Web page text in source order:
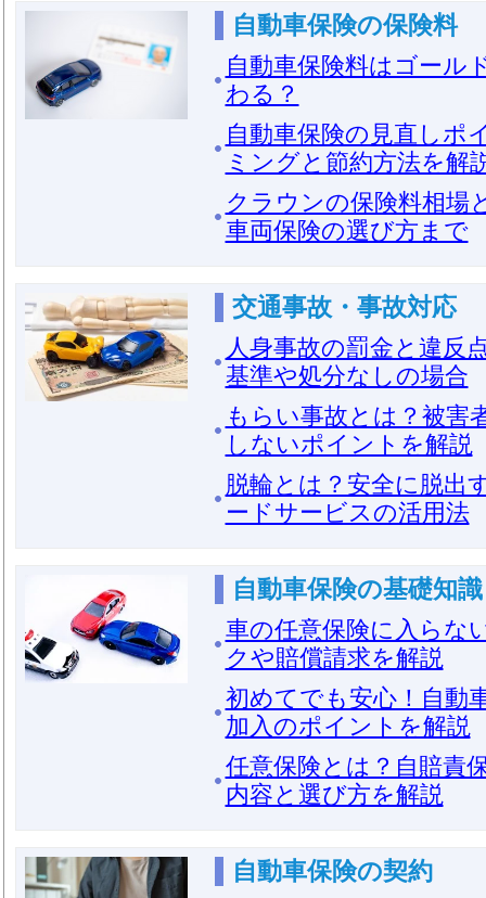
自動車保険の保険料
自動車保険料はゴール
わる？
自動車保険の見直しポ
ミングと節約方法を解
クラウンの保険料相場
車両保険の選び方まで
交通事故・事故対応
人身事故の罰金と違反
基準や処分なしの場合
もらい事故とは？被害
しないポイントを解説
脱輪とは？安全に脱出
ードサービスの活用法
自動車保険の基礎知識
車の任意保険に入らな
クや賠償請求を解説
初めてでも安心！自動
加入のポイントを解説
任意保険とは？自賠責
内容と選び方を解説
自動車保険の契約